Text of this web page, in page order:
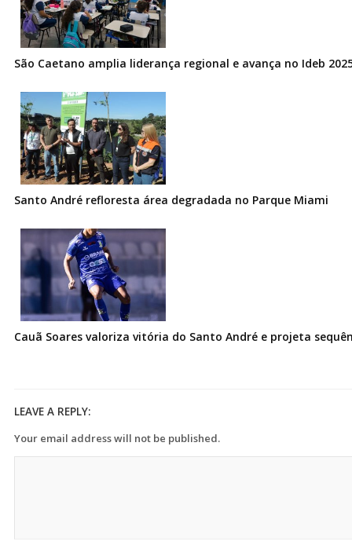
São Caetano amplia liderança regional e avança no Ideb
Santo André refloresta área degradada no Parque Miami
Cauã Soares valoriza vitória do Santo André e projeta
LEAVE A REPLY:
Your email address will not be published.